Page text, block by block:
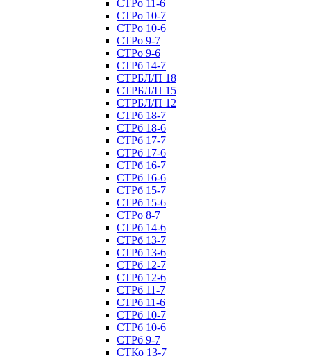
СТРо 11-6
СТРо 10-7
СТРо 10-6
СТРо 9-7
СТРо 9-6
СТРб 14-7
СТРБЛ/П 18
СТРБЛ/П 15
СТРБЛ/П 12
СТРб 18-7
СТРб 18-6
СТРб 17-7
СТРб 17-6
СТРб 16-7
СТРб 16-6
СТРб 15-7
СТРб 15-6
СТРо 8-7
СТРб 14-6
СТРб 13-7
СТРб 13-6
СТРб 12-7
СТРб 12-6
СТРб 11-7
СТРб 11-6
СТРб 10-7
СТРб 10-6
СТРб 9-7
СТКо 13-7